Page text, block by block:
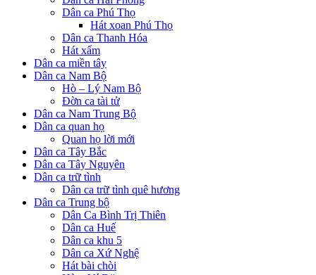
Dân ca Phú Thọ
Hát xoan Phú Thọ
Dân ca Thanh Hóa
Hát xẩm
Dân ca miền tây
Dân ca Nam Bộ
Hò – Lý Nam Bộ
Đờn ca tài tử
Dân ca Nam Trung Bộ
Dân ca quan họ
Quan họ lời mới
Dân ca Tây Bắc
Dân ca Tây Nguyên
Dân ca trữ tình
Dân ca trữ tình quê hương
Dân ca Trung bộ
Dân Ca Bình Trị Thiên
Dân ca Huế
Dân ca khu 5
Dân ca Xứ Nghệ
Hát bài chòi